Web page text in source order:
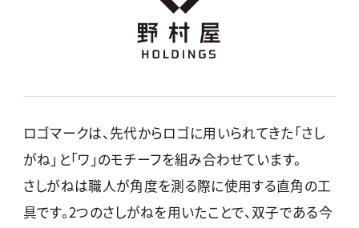
ロゴマークは、先代からロゴに用いられてきた「さし
がね」と「ワ」のモチーフを組み合わせています。
さしがねは職人が角度を測る際に使用する直角の工
具です。2つのさしがねを用いたことで、双子である今